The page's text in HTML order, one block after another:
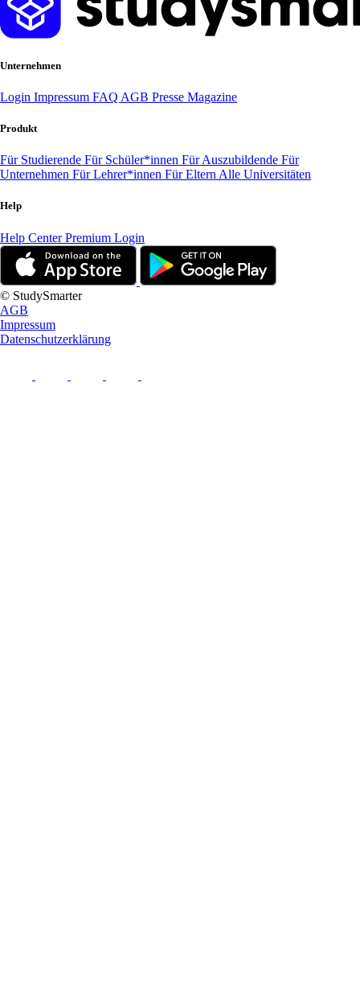
Unternehmen
Login Impressum FAQ AGB Presse Magazine
Produkt
Für Studierende Für Schüler*innen Für Auszubildende Für
Unternehmen Für Lehrer*innen Für Eltern Alle Universitäten
Help
Help CenterPremium Login
© StudySmarter
AGB
Impressum
Datenschutzerklärung